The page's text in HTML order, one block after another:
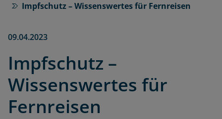
Impfschutz – Wissenswertes für Fernreisen
09.04.2023
Impfschutz –
Wissenswertes für
Fernreisen